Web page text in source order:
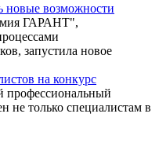
возможности
ГАРАНТ",
запустила новое
на конкурс
профессиональный
не только специалистам в